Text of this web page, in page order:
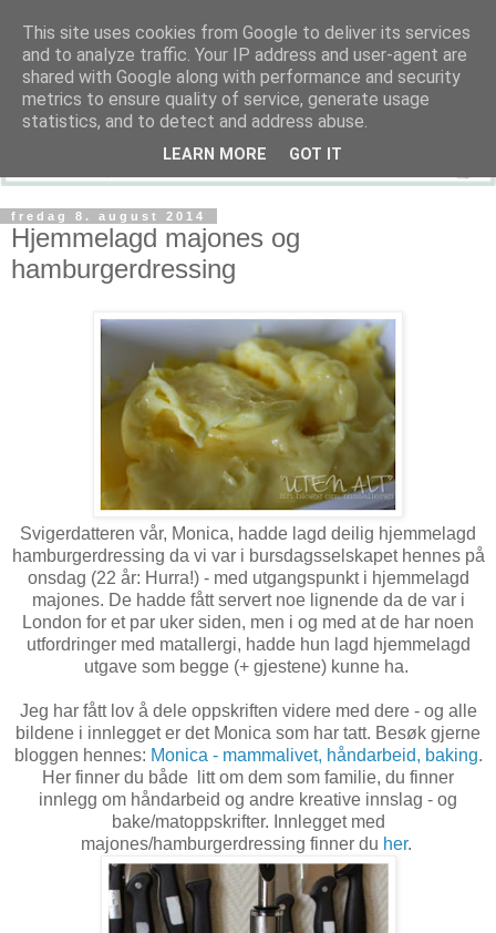
fredag 8. august 2014
Hjemmelagd majones og
hamburgerdressing
Svigerdatteren vår, Monica, hadde lagd deilig hjemmelagd
hamburgerdressing da vi var i bursdagsselskapet hennes på
onsdag (22 år: Hurra!) - med utgangspunkt i hjemmelagd
majones. De hadde fått servert noe lignende da de var i
London for et par uker siden, men i og med at de har noen
utfordringer med matallergi, hadde hun lagd hjemmelagd
utgave som begge (+ gjestene) kunne ha.
Jeg har fått lov å dele oppskriften videre med dere - og alle
bildene i innlegget er det Monica som har tatt. Besøk gjerne
bloggen hennes: Monica - mammalivet, håndarbeid, baking.
Her finner du både litt om dem som familie, du finner
innlegg om håndarbeid og andre kreative innslag - og
bake/matoppskrifter. Innlegget med
majones/hamburgerdressing finner du her.
This site uses cookies from Google to deliver its services
and to analyze traffic. Your IP address and user-agent are
shared with Google along with performance and security
metrics to ensure quality of service, generate usage
statistics, and to detect and address abuse.
LEARN MORE GOT IT